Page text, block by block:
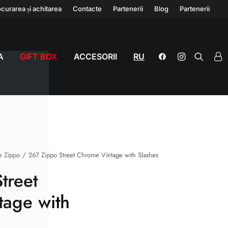
și achitarea Contacte Partenerii Blog Partenerii
GIFT BOX ACCESORII RU
Zippo 267 Zippo Street Chrome Vintage with Slashes
with